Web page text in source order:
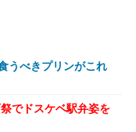
うべきプリンがこれ
でドスケベ駅弁姿を